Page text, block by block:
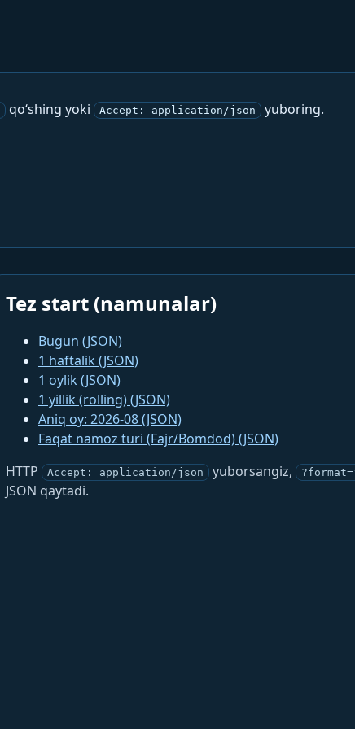
qo‘shing yoki Accept: application/json
yuboring.
Tez start (namunalar)
Bugun (JSON)
1 haftalik (JSON)
1 oylik (JSON)
1 yillik (rolling) (JSON)
Aniq oy: 2026-08 (JSON)
Faqat namoz turi (Fajr/Bomdod) (JSON)
HTTP
Accept: application/json yuborsangiz,
JSON qaytadi.